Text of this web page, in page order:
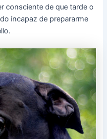
consciente de que tarde o
incapaz de prepararme